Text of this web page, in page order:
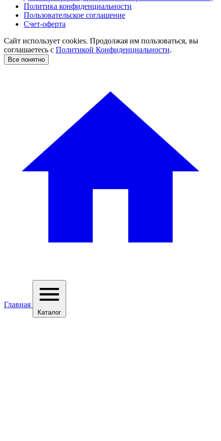
Политика конфиденциальности
Пользовательское соглашение
Счет-оферта
Сайт использует cookies. Продолжая им пользоваться, вы
соглашаетесь c Политикой Конфиденциальности.
Все понятно
Главная
Каталог